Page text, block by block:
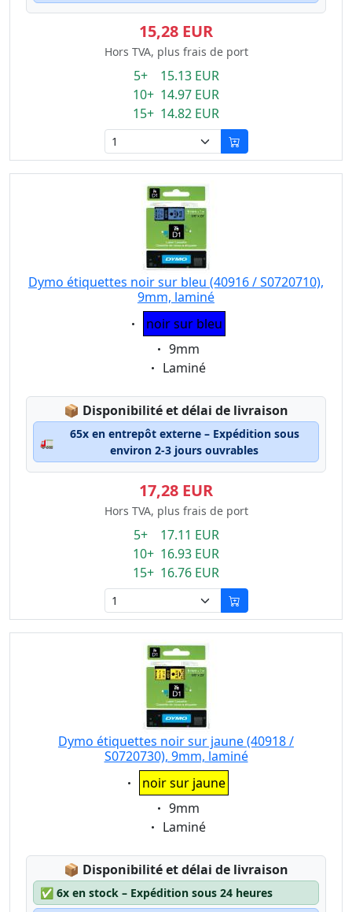
15,28 EUR
Hors TVA, plus frais de port
5+ 15.13 EUR
10+ 14.97 EUR
15+ 14.82 EUR
Dymo étiquettes noir sur bleu (40916 / S0720710),
9mm, laminé
Eigenschaft:
noir sur bleu
Eigenschaft:
9mm
Eigenschaft:
Laminé
📦 Lagerstatus:
Disponibilité et délai de livraison
🚛
65x en entrepôt externe – Expédition sous
environ 2-3 jours ouvrables
17,28 EUR
Hors TVA, plus frais de port
5+ 17.11 EUR
10+ 16.93 EUR
15+ 16.76 EUR
Dymo étiquettes noir sur jaune (40918 /
S0720730), 9mm, laminé
Eigenschaft:
noir sur jaune
Eigenschaft:
9mm
Eigenschaft:
Laminé
📦 Lagerstatus:
Disponibilité et délai de livraison
✅ 6x en stock – Expédition sous 24 heures